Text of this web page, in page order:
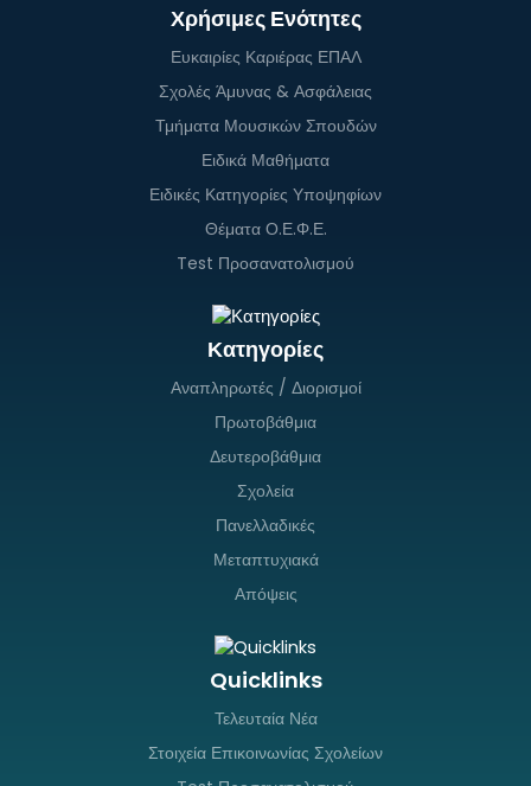
Χρήσιμες Ενότητες
Ευκαιρίες Καριέρας ΕΠΑΛ
Σχολές Άμυνας & Ασφάλειας
Τμήματα Μουσικών Σπουδών
Ειδικά Μαθήματα
Ειδικές Κατηγορίες Υποψηφίων
Θέματα Ο.Ε.Φ.Ε.
Test Προσανατολισμού
Κατηγορίες
Αναπληρωτές / Διορισμοί
Πρωτοβάθμια
Δευτεροβάθμια
Σχολεία
Πανελλαδικές
Μεταπτυχιακά
Απόψεις
Quicklinks
Τελευταία Νέα
Στοιχεία Επικοινωνίας Σχολείων